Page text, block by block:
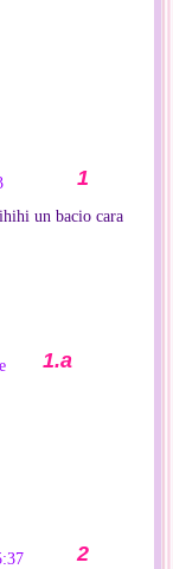
un bacio cara